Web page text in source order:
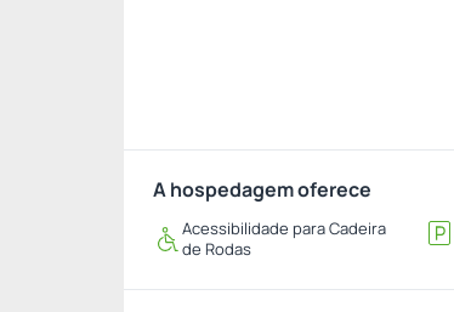
A hospedagem oferece
Acessibilidade para Cadeira
de Rodas